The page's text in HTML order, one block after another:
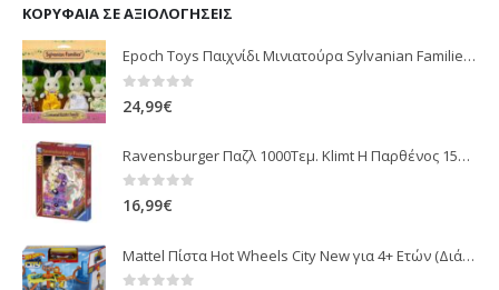
ΚΟΡΥΦΑΊΑ ΣΕ ΑΞΙΟΛΟΓΉΣΕΙΣ
Epoch Toys Παιχνίδι Μινιατούρα Sylvanian Families Cottontail Rabbit Family για 3+ Ετών
24,99€
Ravensburger Παζλ 1000Τεμ. Klimt Η Παρθένος 15587
0 out of 5
16,99€
Mattel Πίστα Hot Wheels City New για 4+ Ετών (Διάφορα Σχέδια) 1τμχ